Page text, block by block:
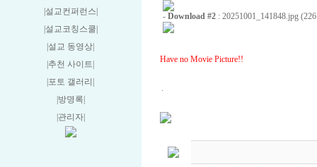
|설교컨퍼런스
|설교코칭스쿨
|설교 동영상
|추천 사이트
|포토 갤러리
|방명록
|관리자
- Download #2 : 20251001_141848.jpg
Have no Movie Picture!!
.